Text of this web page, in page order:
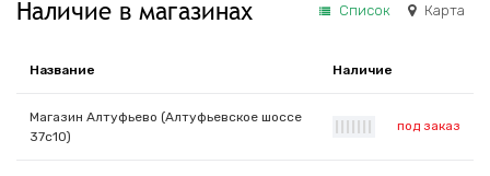
Наличие в магазинах Список Карта
Название Наличие
Магазин Алтуфьево (Алтуфьевское шоссе
37с10)
под заказ